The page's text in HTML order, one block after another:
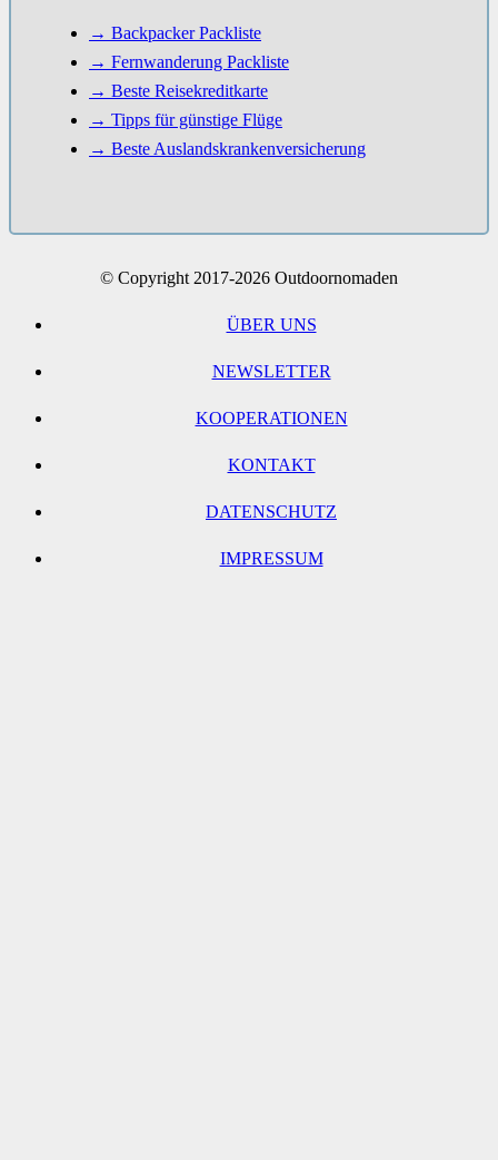
→ Backpacker Packliste
→ Fernwanderung Packliste
→ Beste Reisekreditkarte
→ Tipps für günstige Flüge
→ Beste Auslandskrankenversicherung
© Copyright 2017-2026 Outdoornomaden
ÜBER UNS
NEWSLETTER
KOOPERATIONEN
KONTAKT
DATENSCHUTZ
IMPRESSUM